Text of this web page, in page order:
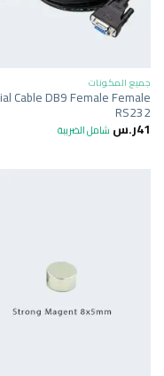
جميع المكونات
Cable DB9 Female Female
RS232
41ر.س شامل الضريبة